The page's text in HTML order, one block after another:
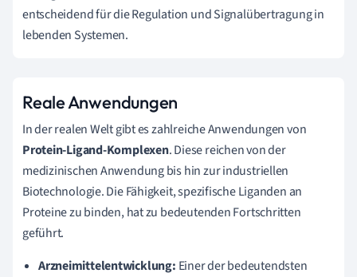
entscheidend für die Regulation und Signalübertragung in
lebenden Systemen.
Reale Anwendungen
In der realen Welt gibt es zahlreiche Anwendungen von
Protein-Ligand-Komplexen. Diese reichen von der
medizinischen Anwendung bis hin zur industriellen
Biotechnologie. Die Fähigkeit, spezifische Liganden an
Proteine zu binden, hat zu bedeutenden Fortschritten
geführt.
Arzneimittelentwicklung: Einer der bedeutendsten